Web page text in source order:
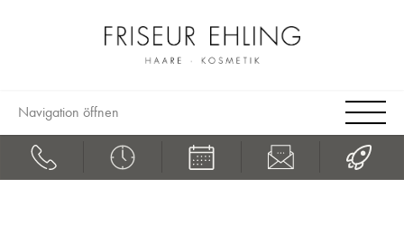
Navigation öffnen